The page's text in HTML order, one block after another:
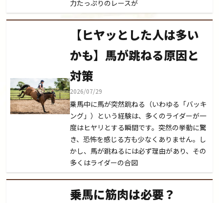
力たっぷりのレースが
【ヒヤッとした人は多い
かも】馬が跳ねる原因と
対策
2026/07/29
乗馬中に馬が突然跳ねる（いわゆる「バッキ
ング」）という経験は、多くのライダーが一
度はヒヤリとする瞬間です。突然の挙動に驚
き、恐怖を感じる方も少なくありません。し
かし、馬が跳ねるには必ず理由があり、その
多くはライダーの合図
乗馬に筋肉は必要？